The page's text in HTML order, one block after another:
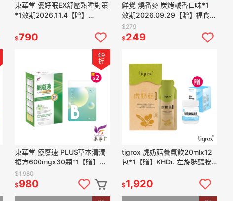
東華堂 優好眠EX舒壓熟睡對策
*1效期2026.11.4【贈】
SLEEP舒眠噴霧*1
$790
鮮覺 燒番麥 炭烤鹹香口味*1
效期2026.09.29【贈】福食
香辣豬肉絲*1 效期2026.10.16
$279
$249
49
折
東華堂 療廢速 PLUS草本清潤
複方600mgx30顆*1【贈】
KHDr.日舒萃然B 膠囊
430mgx30粒*2
$1,980
$980
tigrox 虎奶菇養氣飲20mlx12
包*1【贈】KHDr. 左旋麩醯胺
$1,920